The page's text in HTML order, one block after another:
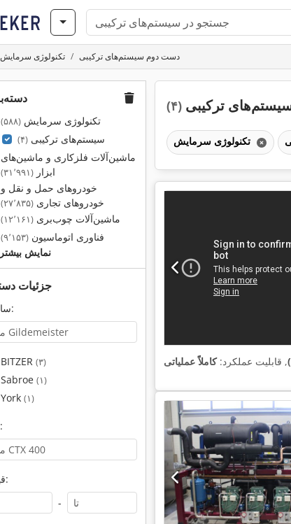
تکنولوژی سرمایش دست دوم سیستم‌های ترکیبی
تکنولوژی سرمایش(۵۸۸)
سیستم‌های ترکیبی(۴)
ماشین‌آلات فلزکاری و ماشین‌های
ابزار(۳۱٬۹۹۱)
خودروهای حمل و نقل و
خودروهای تجاری(۲۷٬۸۳۵)
ماشین‌آلات چوب‌بری(۱۲٬۱۶۱)
فناوری اتوماسیون(۹٬۱۵۳)
نمایش بیشتر
جزئیات
سازنده:
BITZER (۳)
Sabroe (۱)
York (۱)
مدل:
قیمت:
-
ترکیبی (۴)
تکنولوژی سرمایش
, قابلیت عملکرد:کاملاً عملیاتی